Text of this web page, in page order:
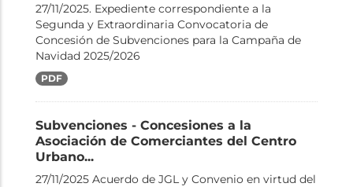
27/11/2025. Expediente correspondiente a la
Segunda y Extraordinaria Convocatoria de
Concesión de Subvenciones para la Campaña de
Navidad 2025/2026
PDF
Subvenciones - Concesiones a la
Asociación de Comerciantes del Centro
Urbano...
27/11/2025 Acuerdo de JGL y Convenio en virtud del